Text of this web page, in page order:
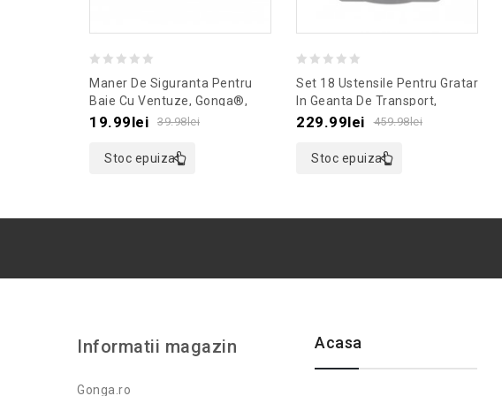
out
of
Maner De Siguranta Pentru
Baie Cu Ventuze, Gonga®,
Culoaremodel Verde
39.98lei
19.99lei
Stoc epuizat
out
of
Set 18 Ustensile Pentru Gratar
In Geanta De Transport,
Gonga®, Culoaremodel Maro
459.98lei
229.99lei
Stoc epuizat
Informatii magazin
Gonga.ro
Acasa